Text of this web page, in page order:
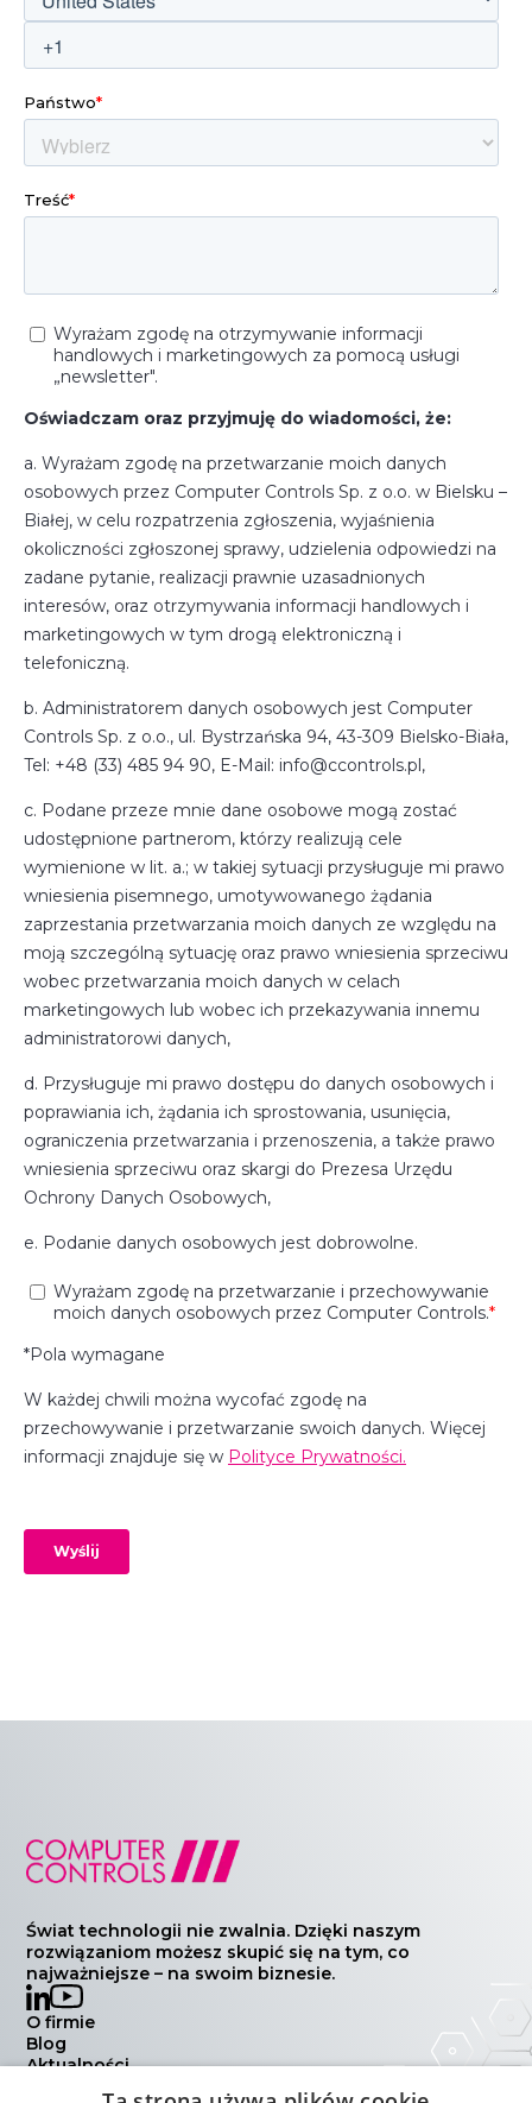
Świat technologii nie zwalnia. Dzięki naszym
rozwiązaniom możesz skupić się na tym, co
najważniejsze – na swoim biznesie.
O firmie
Blog
Aktualności